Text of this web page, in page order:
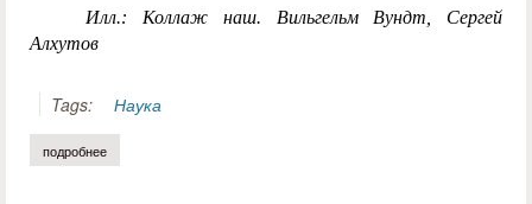
Илл.: Коллаж наш. Вильгельм Вундт, Сергей
Алхутов
Tags: Наука
подробнее